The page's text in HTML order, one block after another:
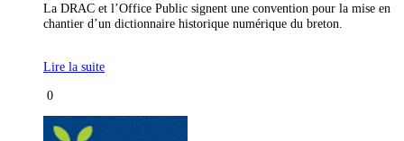
La DRAC et l’Office Public signent une convention pour la mise en
chantier d’un dictionnaire historique numérique du breton.
Lire la suite
0